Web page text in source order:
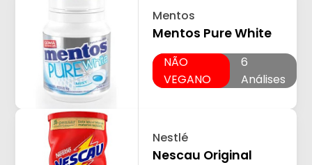
Mentos
Mentos Pure White
NÃO
VEGANO
6
Análises
Nestlé
Nescau Original